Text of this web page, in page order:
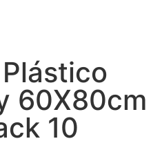
60X80cm
10